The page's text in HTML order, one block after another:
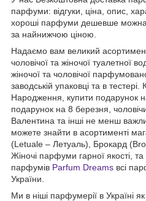
парфуми: відгуки, ціна, опис,
хороші парфуми дешевше можна
за найнижчою ціною.
Надаємо вам великий
чоловічої та жіночої туалетної
жіночої та чоловічої
заводській упаковці та в
Народження, купити подарунок
подарунок на 8 березня,
Валентина та інші не менш
можете знайти в асортименті
(Letuale – Летуаль), Брокард
Жіночі парфуми гарної якості,
парфумів Parfum Dreams всі
України.
Ми в ніші парфумерії в Україні